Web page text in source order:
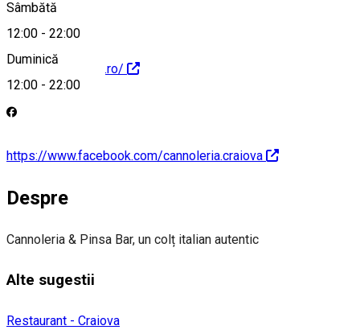
Sâmbătă
12:00 - 22:00
Duminică
12:00 - 22:00
https://cannoleria.ro/
https://www.facebook.com/cannoleria.craiova
Despre
Cannoleria & Pinsa Bar, un colț italian autentic
Alte sugestii
Restaurant - Craiova